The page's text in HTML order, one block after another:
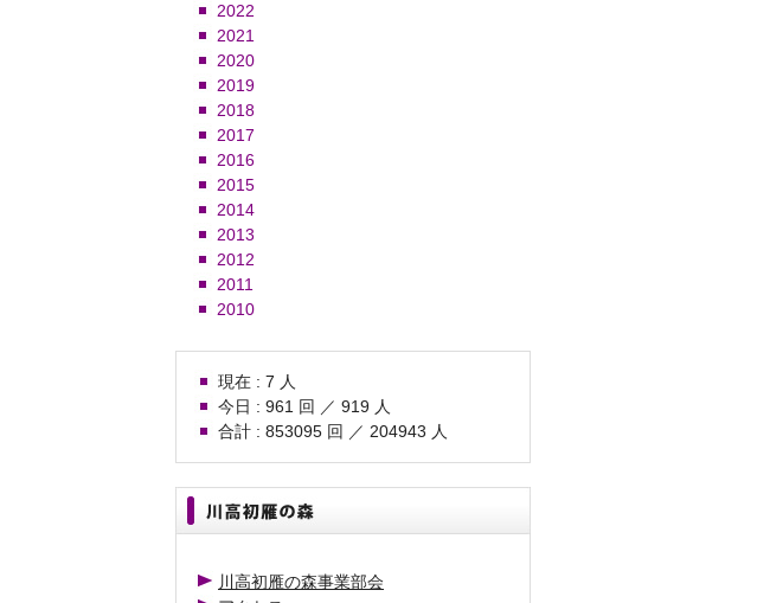
2022
2021
2020
2019
2018
2017
2016
2015
2014
2013
2012
2011
2010
現在 : 7 人
今日 : 961 回 ／ 919 人
合計 : 853095 回 ／ 204943 人
川高初雁の森事業部会